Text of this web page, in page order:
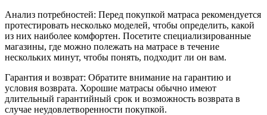
Анализ потребностей: Перед покупкой матраса рекомендуется
протестировать несколько моделей, чтобы определить, какой
из них наиболее комфортен. Посетите специализированные
магазины, где можно полежать на матрасе в течение
нескольких минут, чтобы понять, подходит ли он вам.
Гарантия и возврат: Обратите внимание на гарантию и
условия возврата. Хорошие матрасы обычно имеют
длительный гарантийный срок и возможность возврата в
случае неудовлетворенности покупкой.